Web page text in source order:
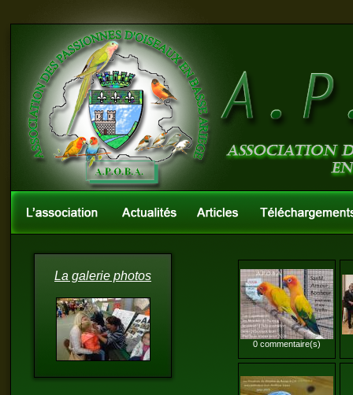
La galerie photos
0 commentaire(s)